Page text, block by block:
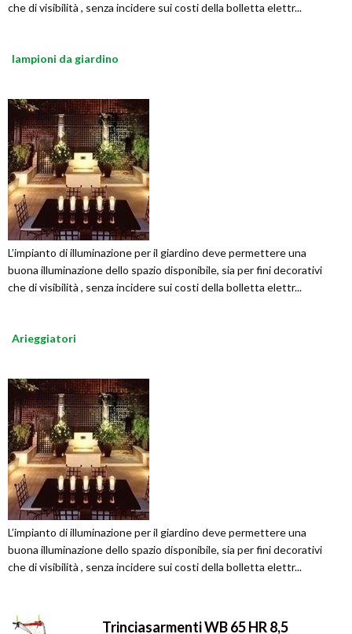
che di visibilità , senza incidere sui costi della bolletta elettr...
lampioni da giardino
L’impianto di illuminazione per il giardino deve permettere una
buona illuminazione dello spazio disponibile, sia per fini decorativi
che di visibilità , senza incidere sui costi della bolletta elettr...
Arieggiatori
L’impianto di illuminazione per il giardino deve permettere una
buona illuminazione dello spazio disponibile, sia per fini decorativi
che di visibilità , senza incidere sui costi della bolletta elettr...
Trinciasarmenti WB 65 HR 8,5